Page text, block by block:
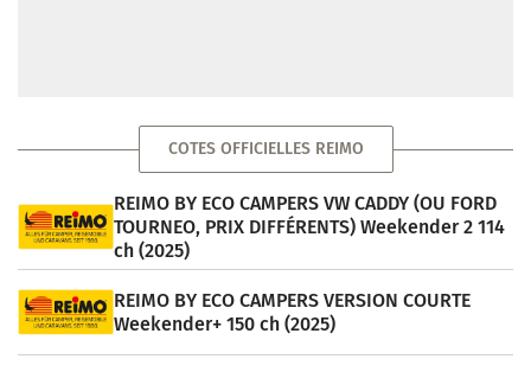
COTES OFFICIELLES REIMO
REIMO BY ECO CAMPERS VW CADDY (OU FORD
TOURNEO, PRIX DIFFÉRENTS) Weekender 2 114
ch (2025)
REIMO BY ECO CAMPERS VERSION COURTE
Weekender+ 150 ch (2025)